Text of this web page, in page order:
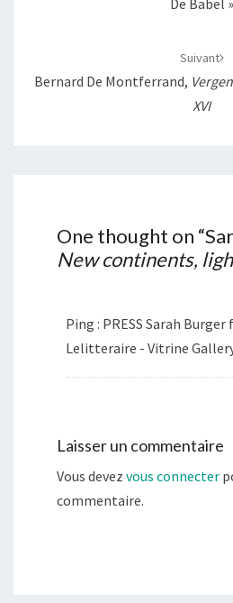
Suivant
Bernard De Montferrand,
XVI
One thought on “
New continents,
Ping : PRESS Sarah
Lelitteraire - Vitrine
Laisser un commentaire
Vous devez vous connecter
commentaire.